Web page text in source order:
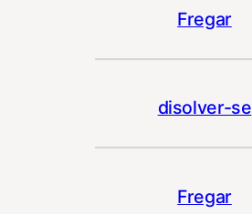
Fregar
disolver-se
Fregar